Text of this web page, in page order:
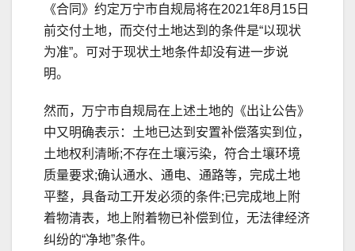
《合同》约定万宁市自规局将在2021年8月15日
前交付土地，而交付土地达到的条件是“以现状
为准”。可对于现状土地条件却没有进一步说
明。
然而，万宁市自规局在上述土地的《出让公告》
中又明确表示：土地已达到安置补偿落实到位，
土地权利清晰;不存在土壤污染，符合土壤环境
质量要求;确认通水、通电、通路等，完成土地
平整，具备动工开发必须的条件;已完成地上附
着物清表，地上附着物已补偿到位，无法律经济
纠纷的“净地”条件。